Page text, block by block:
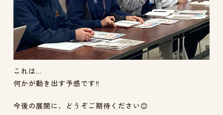
これは…
何かが動き出す予感です‼️
今後の展開に、どうぞご期待ください😊